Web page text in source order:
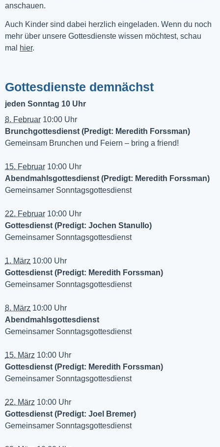
anschauen.
Auch Kinder sind dabei herzlich eingeladen. Wenn du noch
mehr über unsere Gottesdienste wissen möchtest, schau
mal
hier.
Gottesdienste demnächst
jeden Sonntag 10 Uhr
8. Februar 10:00 Uhr
Brunchgottesdienst (Predigt: Meredith Forssman)
Gemeinsam Brunchen und Feiern – bring a friend!
15. Februar 10:00 Uhr
Abendmahlsgottesdienst (Predigt: Meredith Forssman)
Gemeinsamer Sonntagsgottesdienst
22. Februar 10:00 Uhr
Gottesdienst (Predigt: Jochen Stanullo)
Gemeinsamer Sonntagsgottesdienst
1. März 10:00 Uhr
Gottesdienst (Predigt: Meredith Forssman)
Gemeinsamer Sonntagsgottesdienst
8. März 10:00 Uhr
Abendmahlsgottesdienst
Gemeinsamer Sonntagsgottesdienst
15. März 10:00 Uhr
Gottesdienst (Predigt: Meredith Forssman)
Gemeinsamer Sonntagsgottesdienst
22. März 10:00 Uhr
Gottesdienst (Predigt: Joel Bremer)
Gemeinsamer Sonntagsgottesdienst